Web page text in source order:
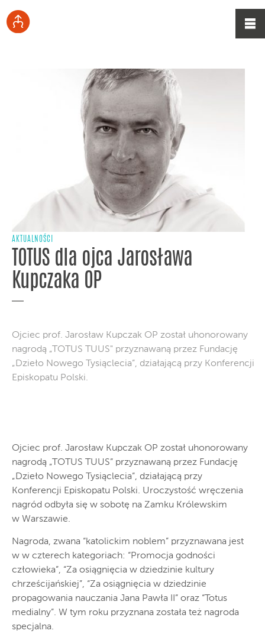
AKTUALNOŚCI
TOTUS dla ojca Jarosława
Kupczaka OP
Ojciec prof. Jarosław Kupczak OP został uhonorowany
nagrodą „TOTUS TUUS" przyznawaną przez Fundację
„Dzieło Nowego Tysiąclecia”, działającą przy Konferencji
Episkopatu Polski.
Ojciec prof. Jarosław Kupczak OP został uhonorowany
nagrodą „TOTUS TUUS” przyznawaną przez Fundację
„Dzieło Nowego Tysiąclecia”, działającą przy
Konferencji Episkopatu Polski. Uroczystość wręczenia
nagród odbyła się w sobotę na Zamku Królewskim
w Warszawie.
Nagroda, zwana “katolickim noblem” przyznawana jest
w w czterech kategoriach: “Promocja godności
człowieka”, “Za osiągnięcia w dziedzinie kultury
chrześcijańskiej”, “Za osiągnięcia w dziedzinie
propagowania nauczania Jana Pawła II” oraz “Totus
medialny”. W tym roku przyznana została też nagroda
specjalna.